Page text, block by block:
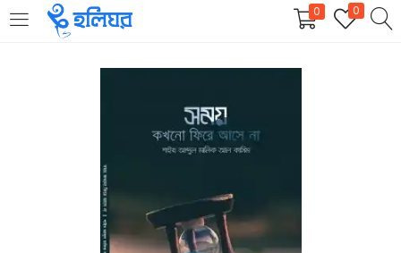
0 0
LOGIN REGISTER
Enter your username and password to login.
Remember me